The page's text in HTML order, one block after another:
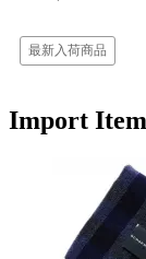
最新入荷商品
Import Item